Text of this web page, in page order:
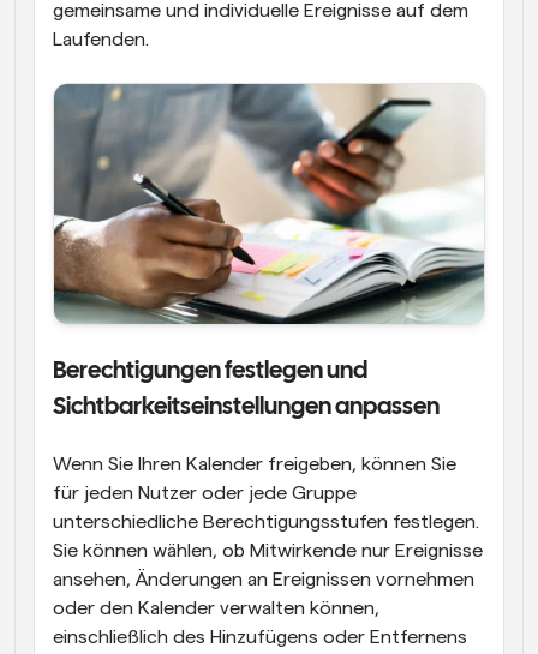
gemeinsame und individuelle Ereignisse auf dem
Laufenden.
Berechtigungen festlegen und
Sichtbarkeitseinstellungen anpassen
Wenn Sie Ihren Kalender freigeben, können Sie
für jeden Nutzer oder jede Gruppe
unterschiedliche Berechtigungsstufen festlegen.
Sie können wählen, ob Mitwirkende nur Ereignisse
ansehen, Änderungen an Ereignissen vornehmen
oder den Kalender verwalten können,
einschließlich des Hinzufügens oder Entfernens